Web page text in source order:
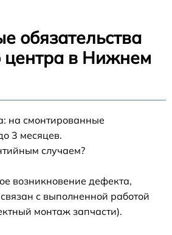
обязательства
центра в Нижнем
на смонтированные
3 месяцев.
случаем?
возникновение дефекта,
с выполненной работой
монтаж запчасти).